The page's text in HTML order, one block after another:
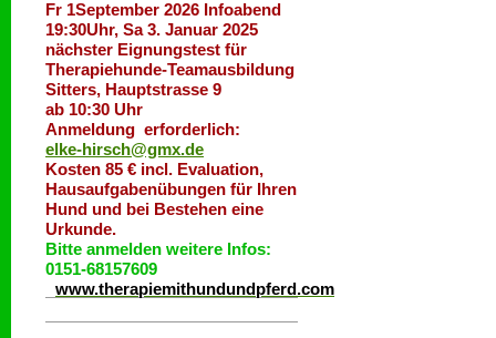
Fr 1September 2026 Infoabend
19:30Uhr, Sa 3. Januar 2025
nächster Eignungstest für
Therapiehunde-Teamausbildung
Sitters, Hauptstrasse 9
ab 10:30 Uhr
Anmeldung erforderlich:
elke-hirsch@gmx.de
Kosten 85 € incl. Evaluation,
Hausaufgabenübungen für Ihren
Hund und bei Bestehen eine
Urkunde.
Bitte anmelden weitere Infos:
0151-68157609
www.therapiemithundundpferd.com